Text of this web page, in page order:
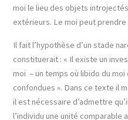
moi le lieu des objets
extérieurs. Le moi peut prendre
Il fait l’hypothèse d’un stade
constituerait : « Il existe un
moi – un temps où libido du
confondues ». Dans ce texte il
il est nécessaire d’admettre
l’individu une unité comparable